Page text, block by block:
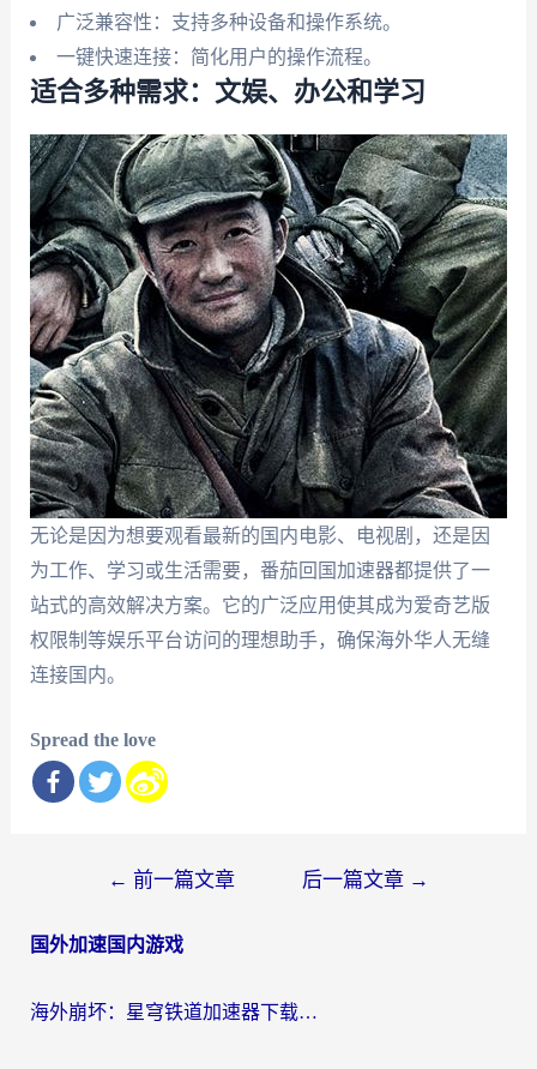
广泛兼容性：支持多种设备和操作系统。
一键快速连接：简化用户的操作流程。
适合多种需求：文娱、办公和学习
无论是因为想要观看最新的国内电影、电视剧，还是因
为工作、学习或生活需要，番茄回国加速器都提供了一
站式的高效解决方案。它的广泛应用使其成为爱奇艺版
权限制等娱乐平台访问的理想助手，确保海外华人无缝
连接国内。
Spread the love
导
← 前一篇文章 后一篇文章 →
国外加速国内游戏
海外崩坏：星穹铁道加速器下载安装：一份给游子的终极网络指南